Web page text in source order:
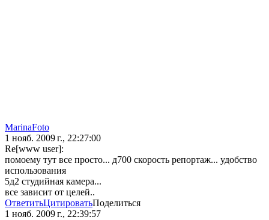
MarinaFoto
1 нояб. 2009 г., 22:27:00
Re[www user]:
помоему тут все просто... д700 скорость репортаж... удобство
использования
5д2 студийная камера...
все зависит от целей..
ОтветитьЦитироватьПоделиться
1 нояб. 2009 г., 22:39:57